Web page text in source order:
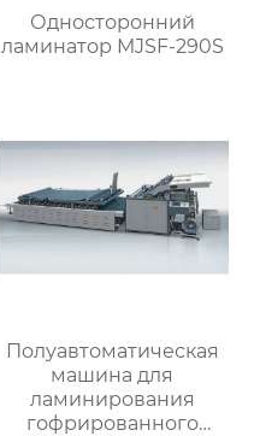
Односторонний
ламинатор MJSF-290S
Полуавтоматическая
машина для
ламинирования
гофрированного